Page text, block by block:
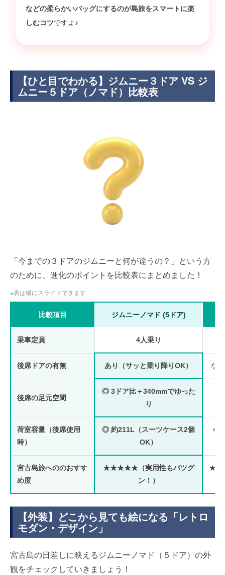
などの柔らかいバッグにするのが島旅をスマートに楽
しむコツですよ♪
【ひと目でわかる】ジムニー３ドア VS ジ
ムニー５ドア（ノマド）比較表
「今までの３ドアのジムニーと何が違うの？」という方
のために、進化のポイントを比較表にまとめました！
※表は横にスライドできます
比較項目 ジムニーノマド (5ドア)
乗車定員 4人乗り
後席ドアの有無 あり（サッと乗り降りOK） な
後席の足元空間
◎ 3ドア比＋340mmでゆった
り
荷室容量（後席使用
時）
◎ 約211L（スーツケース2個
OK）
×
宮古島旅へののおすす
め度
★★★★★（実用性もバツグ
ン！）
【外装】どこから見ても絵になる「レトロ
モダン・デザイン」
宮古島の日差しに映えるジムニーノマド（５ドア）の外
観をチェックしていきましょう！